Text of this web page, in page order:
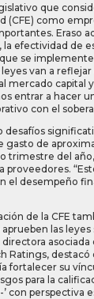
que
(CFE) como
Eraso
efectividad de
se
van a
mercado capital
entrar a hacer
con el
gasto de
trimestre del
proveedores.
el desempeño
de la CFE
las
Ratings, destacó
fortalecer su
para la
con perspectiva